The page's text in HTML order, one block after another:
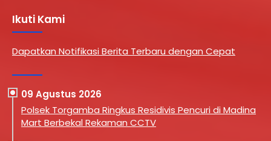
Ikuti Kami
Dapatkan Notifikasi Berita Terbaru dengan Cepat
09 Agustus 2026
Polsek Torgamba Ringkus Residivis Pencuri di Madina
Mart Berbekal Rekaman CCTV